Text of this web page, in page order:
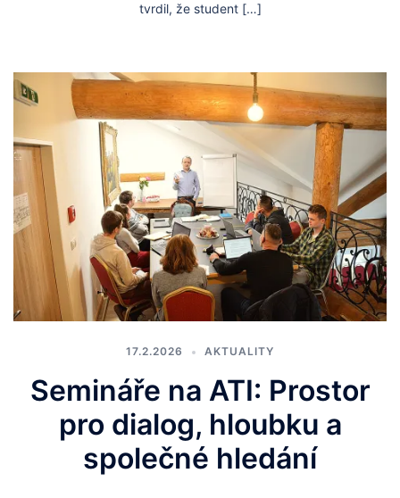
tvrdil, že student […]
17.2.2026 AKTUALITY
Semináře na ATI: Prostor
pro dialog, hloubku a
společné hledání